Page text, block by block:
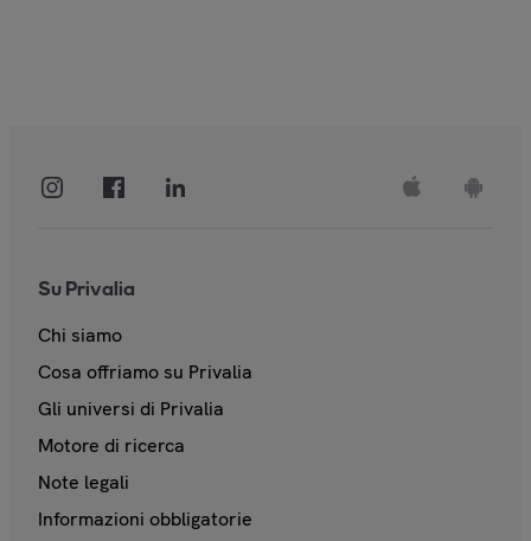
Su Privalia
Chi siamo
Cosa offriamo su Privalia
Gli universi di Privalia
Motore di ricerca
Note legali
Informazioni obbligatorie